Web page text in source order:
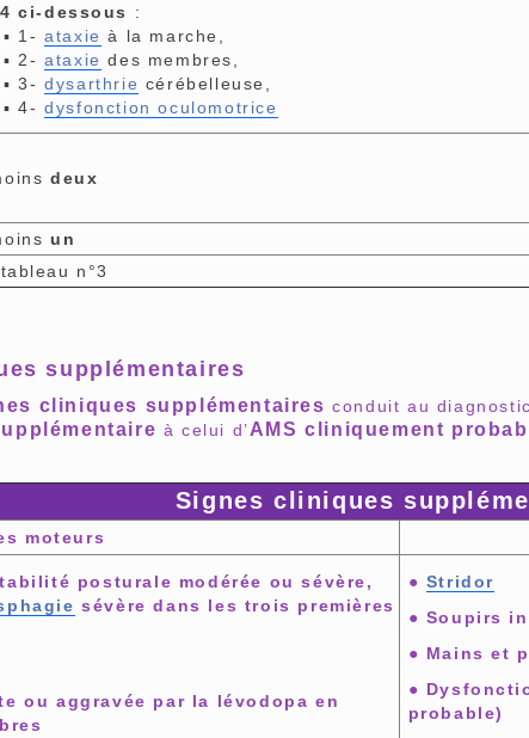
ci-dessous
:
1-ataxie à la marche,
2-ataxie des membres,
3-dysarthrie cérébelleuse,
4-dysfonction oculomotrice
deux
un
n°3
supplémentaires
cliniques supplémentaires conduit au diagnostic
à celui d’AMS cliniquement
Signes cliniques
moteurs
posturale modérée ou sévère,
sévère dans les trois premières
ou aggravée par la lévodopa en
● Stridor
● Soupirs
● Mains et
●
probable)